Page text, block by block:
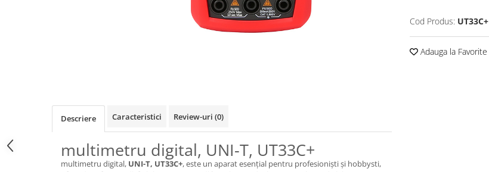
Osciloscoape TELEDYNE LECROY
Osciloscoape UNI-T
Cod Produs: UT33C+
Adauga la Favorite
Descriere Caracteristici Review-uri (0)
multimetru digital, UNI-T, UT33C+
multimetru digital, UNI-T, UT33C+, este un aparat esențial pentru profesioniști și hobbysti,